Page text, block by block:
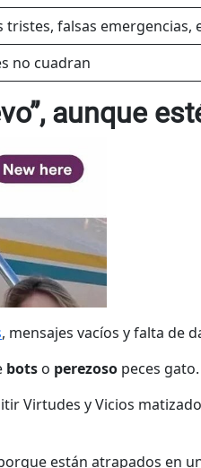
falsas emergencias,
no cuadran
aunque
, mensajes vacíos y falta de
bots o perezoso peces gato.
Virtudes y Vicios
están atrapados en